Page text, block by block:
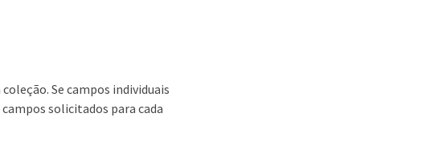
Se campos individuais
solicitados para cada